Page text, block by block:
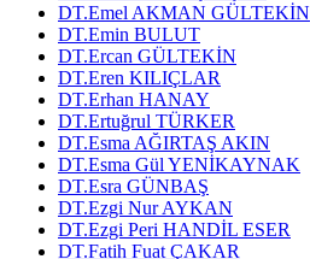
DT.Emel AKMAN GÜLTEKİN
DT.Emin BULUT
DT.Ercan GÜLTEKİN
DT.Eren KILIÇLAR
DT.Erhan HANAY
DT.Ertuğrul TÜRKER
DT.Esma AĞIRTAŞ AKIN
DT.Esma Gül YENİKAYNAK
DT.Esra GÜNBAŞ
DT.Ezgi Nur AYKAN
DT.Ezgi Peri HANDİL ESER
DT.Fatih Fuat ÇAKAR